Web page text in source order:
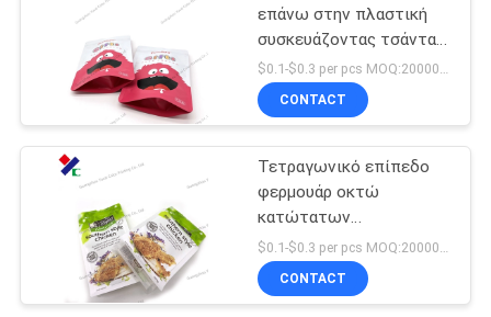
ΖΗΤΉΣΤΕ
ΑΠΌΣΠΑΣΜΑ
SITEMAP
PRIVACY
POLICY
Ρόλος ταινιών
συσκευασίας
τροφίμων
72
83
επάνω στην πλαστική
συσκευάζοντας τσάντα
για τα τρόφιμα και τα
τρόφιμα της Pet
$0.1-$0.3 per pcs MOQ:20000 PC
CONTACT
Τετραγωνικό επίπεδο
φερμουάρ οκτώ
κατώτατων
βιοδιασπάσιμο
συσκευάζοντας τσαντών
κιβωτίων πλευρά που
$0.1-$0.3 per pcs MOQ:20000 PC
CONTACT